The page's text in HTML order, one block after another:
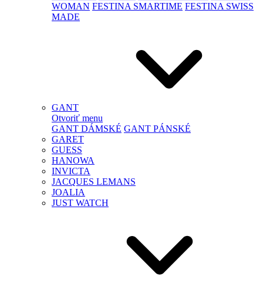
WOMAN FESTINA SMARTIME FESTINA SWISS
MADE
GANT
Otvoriť menu
GANT DÁMSKÉ GANT PÁNSKÉ
GARET
GUESS
HANOWA
INVICTA
JACQUES LEMANS
JOALIA
JUST WATCH